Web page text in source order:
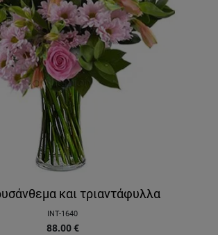
και τριαντάφυλλα
INT-1640
88.00 €